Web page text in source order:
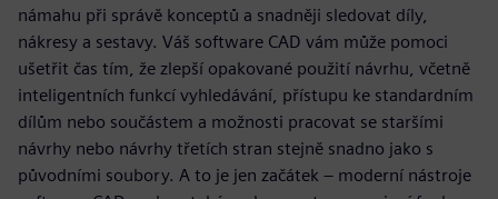
námahu při správě konceptů a snadněji sledovat díly,
nákresy a sestavy. Váš software CAD vám může pomoci
ušetřit čas tím, že zlepší opakované použití návrhu, včetně
inteligentních funkcí vyhledávání, přístupu ke standardním
dílům nebo součástem a možnosti pracovat se staršími
návrhy nebo návrhy třetích stran stejně snadno jako s
původními soubory. A to je jen začátek – moderní nástroje